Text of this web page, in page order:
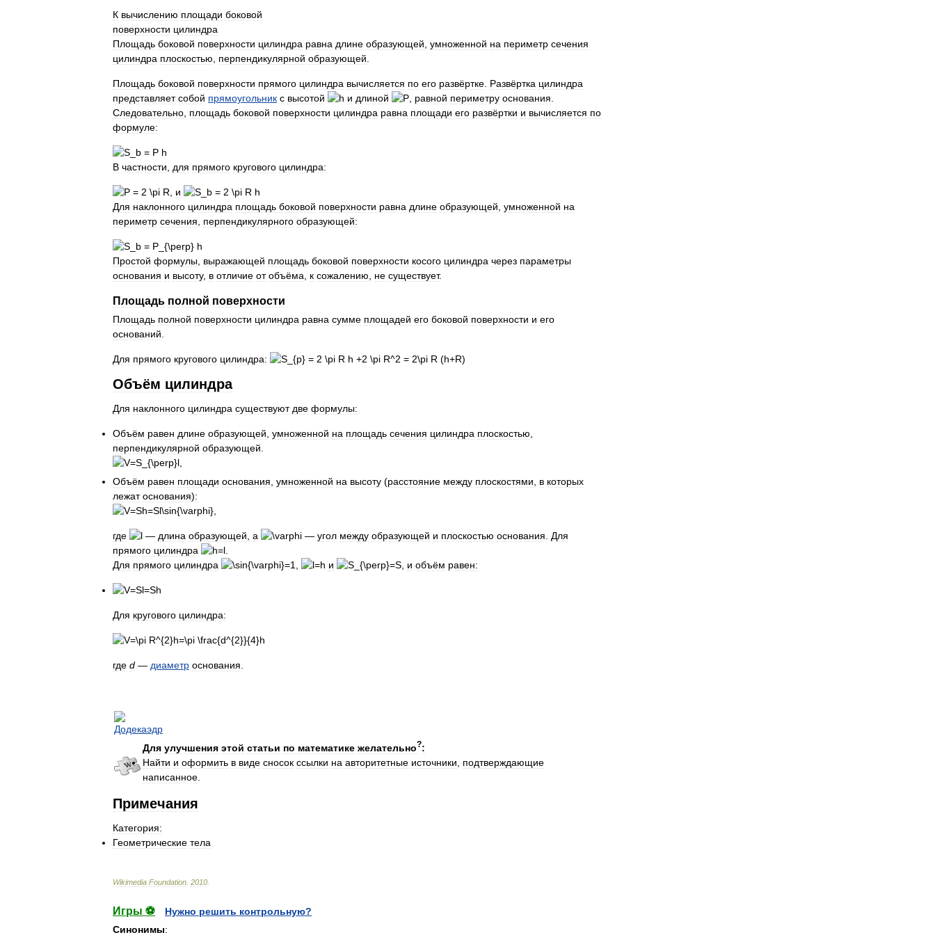
К вычислению площади боковой
поверхности цилиндра
Площадь боковой поверхности цилиндра равна длине образующей умноженной на периметр сечения
цилиндра плоскостью перпендикулярной образующей
Площадь боковой поверхности прямого цилиндра вычисляется по его развёртке Развёртка цилиндра
представляет собой прямоугольник с высотой и длиной равной периметру основания
Следовательно площадь боковой поверхности цилиндра равна площади его развёртки и вычисляется по
формуле:
В частности для прямого кругового цилиндра:
и
Для наклонного цилиндра площадь боковой поверхности равна длине образующей умноженной на
периметр сечения перпендикулярного образующей:
Простой формулы выражающей площадь боковой поверхности косого цилиндра через параметры
основания и высоту, в отличие от объёма к сожалению не существует.
Площадь полной поверхности
Площадь полной поверхности цилиндра равна сумме площадей его боковой поверхности и его
оснований
Для прямого кругового цилиндра:
Объём цилиндра
Для наклонного цилиндра существуют две формулы:
Объём равен длине образующей умноженной на площадь сечения цилиндра плоскостью
перпендикулярной образующей
Объём равен площади основания умноженной на высоту (расстояние между плоскостями в которых
лежат основания):
где — длина образующей а — угол между образующей и плоскостью основания
Для
прямого цилиндра
Для прямого цилиндра и и объём равен:
Для кругового цилиндра:
где d — диаметр основания
Для улучшения этой статьи по математике желательно?:
Найти и оформить в виде сносок ссылки на авторитетные источники
подтверждающие
написанное
Примечания
Категория:
Геометрические тела
Wikimedia Foundation 2010
Игры ⚽
Нужно решить контрольную?
Синонимы: